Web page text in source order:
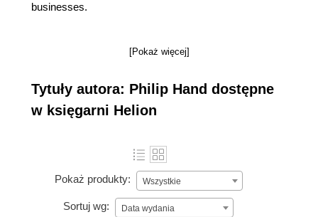
businesses.
[Pokaż więcej]
Tytuły autora: Philip Hand dostępne
w księgarni Helion
Pokaż produkty: Wszystkie
Sortuj wg: Data wydania